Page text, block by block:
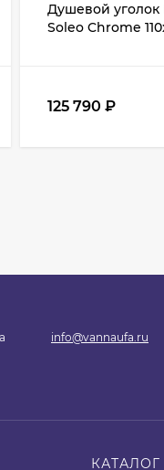
Душевой уголок
Soleo Chrome
125 790 ₽
info@vannaufa.ru
КАТАЛОГ